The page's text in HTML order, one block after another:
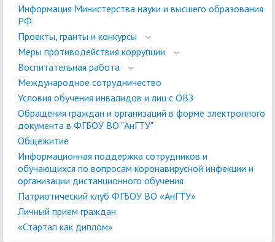
Информация Министерства науки и высшего образования
РФ
Проекты, гранты и конкурсы
Меры противодействия коррупции
Воспитательная работа
Международное сотрудничество
Условия обучения инвалидов и лиц с ОВЗ
Обращения граждан и организаций в форме электронного
документа в ФГБОУ ВО "АнГТУ"
Общежитие
Информационная поддержка сотрудников и
обучающихся по вопросам коронавирусной инфекции и
организации дистанционного обучения
Патриотический клуб ФГБОУ ВО «АнГТУ»
Личный прием граждан
«Стартап как диплом»